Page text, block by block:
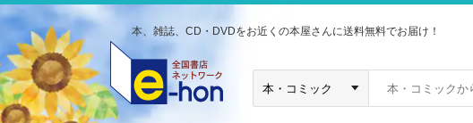
本、雑誌、CD・DVDをお近くの本屋さんに送料無料でお届け！